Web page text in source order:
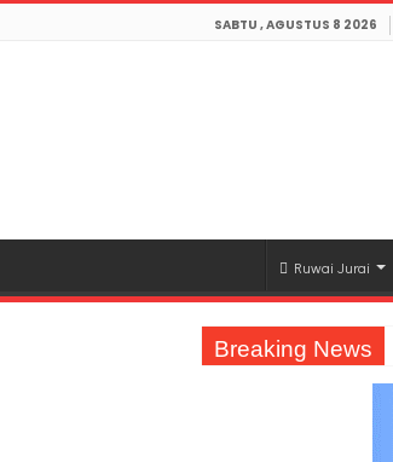
SABTU , AGUSTUS 8 2026
Ruwai Jurai
Breaking News